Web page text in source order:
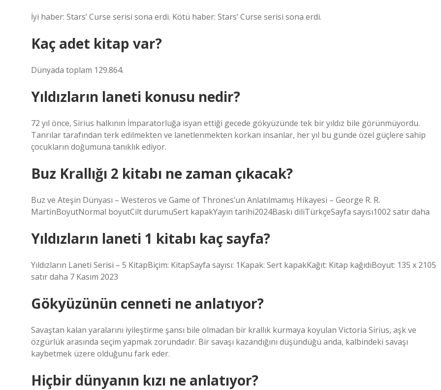
İyi haber: Stars’ Curse serisi sona erdi. Kötü haber: Stars’ Curse serisi sona erdi.
Kaç adet kitap var?
Dünyada toplam 129.864.
Yıldızların laneti konusu nedir?
72 yıl önce, Sirius halkının İmparatorluğa isyan ettiği gecede gökyüzünde tek bir yıldız bile görünmüyordu.
Tanrılar tarafından terk edilmekten ve lanetlenmekten korkan insanlar, her yıl bu günde özel güçlere sahip
çocukların doğumuna tanıklık ediyor.
Buz Krallığı 2 kitabı ne zaman çıkacak?
Buz ve Ateşin Dünyası – Westeros ve Game of Thrones’un Anlatılmamış Hikayesi – George R. R.
MartinBoyutNormal boyutCilt durumuSert kapakYayın tarihi2024Baskı diliTürkçeSayfa sayısı1002 satır daha
Yıldızların laneti 1 kitabı kaç sayfa?
Yıldızların Laneti Serisi – 5 KitapBiçim: KitapSayfa sayısı: 1Kapak: Sert kapakKağıt: Kitap kağıdıBoyut: 135 x 2105
satır daha 7 Kasım 2023
Gökyüzünün cenneti ne anlatıyor?
Savaştan kalan yaralarını iyileştirme şansı bile olmadan bir krallık kurmaya koyulan Victoria Sirius, aşk ve
özgürlük arasında seçim yapmak zorundadır. Bir savaşı kazandığını düşündüğü anda, kalbindeki savaşı
kaybetmek üzere olduğunu fark eder.
Hiçbir dünyanın kızı ne anlatıyor?